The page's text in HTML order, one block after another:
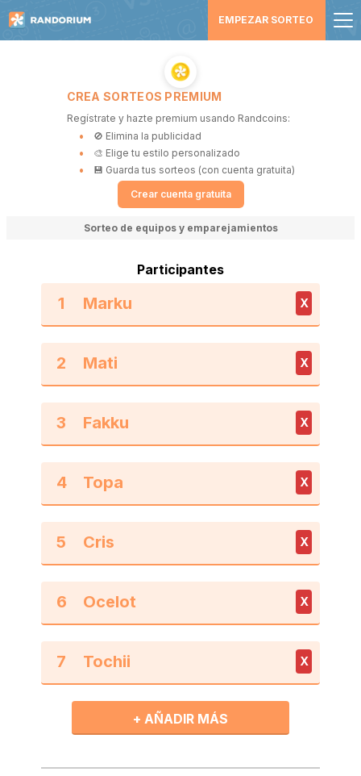
EMPEZAR SORTEO
CREA SORTEOS PREMIUM
Regístrate y hazte premium usando Randcoins:
🚫 Elimina la publicidad
🎨 Elige tu estilo personalizado
💾 Guarda tus sorteos (con cuenta gratuita)
Crear cuenta gratuita
Sorteo de equipos y emparejamientos
Participantes
1 X
2 X
3 X
4 X
5 X
6 X
7 X
+ AÑADIR MÁS